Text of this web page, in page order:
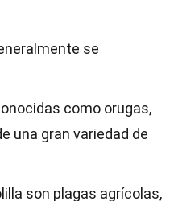
se
como orugas,
una gran variedad de
son plagas agrícolas,